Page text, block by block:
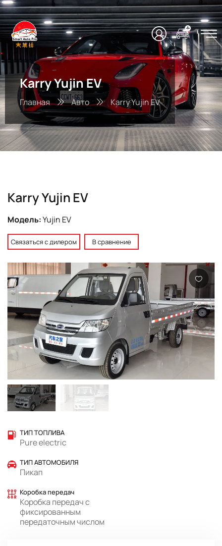
Karry Yujin EV
Главная Авто Karry Yujin EV
Karry Yujin EV
Модель:Yujin EV
Связаться с дилером В сравнение
ТИП ТОПЛИВА
Pure electric
ТИП АВТОМОБИЛЯ
Пикап
Коробка передач
Коробка передач с
фиксированным
передаточным числом